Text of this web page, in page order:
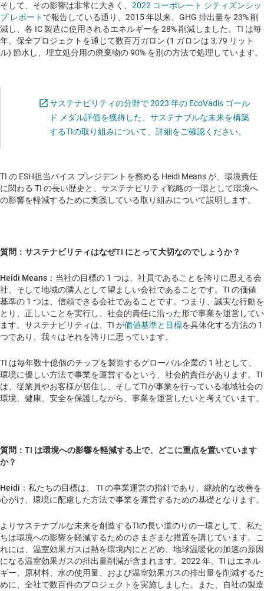
そして、その影響は非常に大きく、 2022 コーポレート シティズンシッ
プ レポート で報告している通り、2015 年以来、GHG 排出量を 23% 削
減し、各 IC 製造に使用されるエネルギーを 28% 削減しました。TI は毎
年、保全プロジェクトを通じて数百万ガロン (1 ガロンは 3.79 リット
ル) 節水し、埋立処分用の廃棄物の 90% を別の方法で処理しています。
サステナビリティの分野で 2023 年の EcoVadis ゴール
ド メダル評価を獲得した、サステナブルな未来を構築
するTIの取り組みについて、詳細をご確認ください。
TI の ESH担当バイス プレジデントを務める Heidi Means が、環境責任
に関わる TI の長い歴史と、サステナビリティ戦略の一環として環境へ
の影響を軽減するために実践している取り組みについて説明します。
質問：サステナビリティはなぜTI にとって大切なのでしょうか？
Heidi Means ：当社の目標の 1 つは、社員であることを誇りに思える会
社、そして地域の隣人として望ましい会社であることです。TI の価値
基準の 1 つは、信頼できる会社であることです。つまり、誠実な行動を
とり、正しいことを実行し、社会的責任に沿った形で事業を運営してい
ます。サステナビリティは、TI が価値基準と目標を具体化する方法の 1
つであり、我々はそれを誇りに思っています。
TI は毎年数十億個のチップを製造するグローバル企業の 1 社として、
環境に優しい方法で事業を運営するという、社会的責任があります。TI
は、従業員やお客様が居住し、そしてTIが事業を行っている地域社会の
環境、健康、安全を保護しながら、事業を運営したいと考えています。
質問：TI は環境への影響を軽減する上で、どこに重点を置いています
か？
Heidi ：私たちの目標は、 TI の事業運営の指針であり、継続的な改善を
心がけ、環境に配慮した方法で事業を運営するための基礎となります。
よりサステナブルな未来を創造するTIの長い道のりの一環として、私た
ちは環境への影響を軽減するためのさまざまな措置を講じています。こ
れには、温室効果ガスは熱を環境内にとどめ、地球温暖化の加速の原因
になる温室効果ガスの排出量削減が含まれます。2022 年、TI はエネル
ギー、原材料、水の使用量、および温室効果ガスの排出量を削減するた
めに、全社で数百件のプロジェクトを実施しました。また、自社の製造